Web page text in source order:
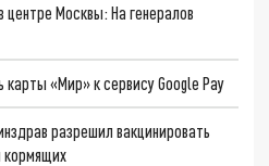
Москвы: На генералов
карты «Мир» к сервису Google Pay
разрешил вакцинировать
кормящих